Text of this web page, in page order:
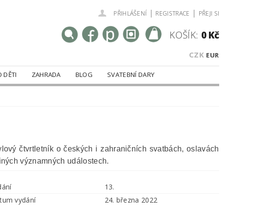
PŘIHLÁŠENÍ | REGISTRACE | PŘEJI SI
CZK EUR
KOŠÍK: 0 Kč
DĚTI ZAHRADA BLOG
SVATEBNÍ DARY
čtvrtletník o českých i zahraničních svatbách, oslavách
významných událostech.
13.
vydání
24. března 2022